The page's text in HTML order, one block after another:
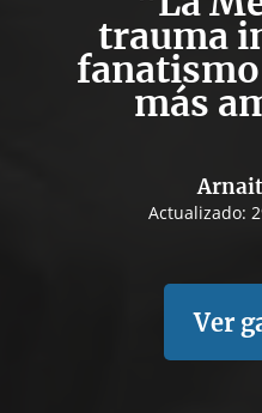
trauma
más
Actualizado:
Ver